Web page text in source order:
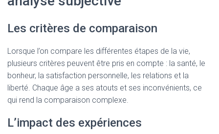
Les critères de comparaison
Lorsque l’on compare les différentes étapes de la vie,
plusieurs critères peuvent être pris en compte : la santé, le
bonheur, la satisfaction personnelle, les relations et la
liberté. Chaque âge a ses atouts et ses inconvénients, ce
qui rend la comparaison complexe.
L’impact des expériences